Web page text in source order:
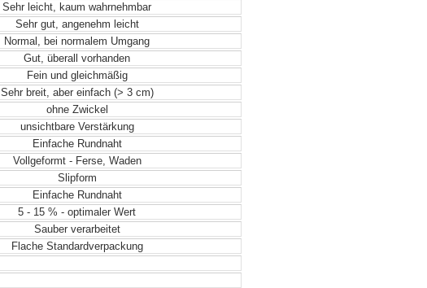
Sehr leicht, kaum wahrnehmbar
Sehr gut, angenehm leicht
Normal, bei normalem Umgang
Gut, überall vorhanden
Fein und gleichmäßig
Sehr breit, aber einfach (> 3 cm)
ohne Zwickel
unsichtbare Verstärkung
Einfache Rundnaht
Vollgeformt - Ferse, Waden
Slipform
Einfache Rundnaht
5 - 15 % - optimaler Wert
Sauber verarbeitet
Flache Standardverpackung